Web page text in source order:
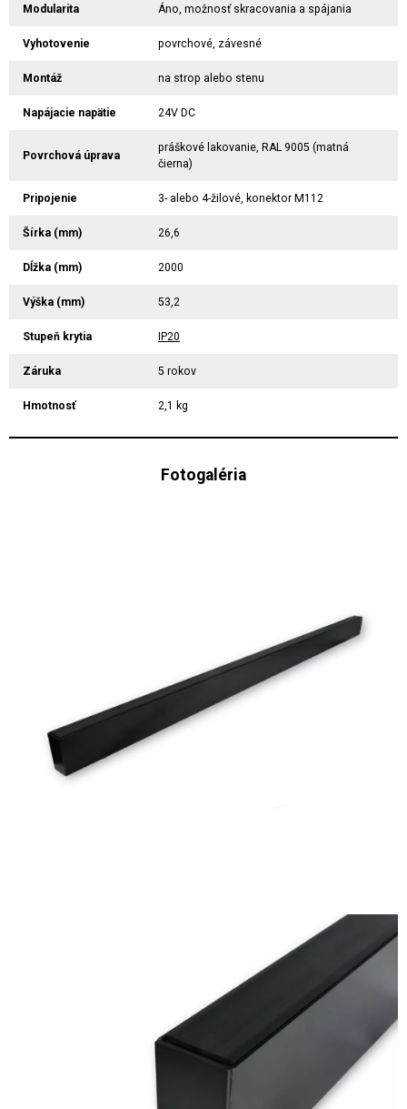
Modularita Áno, možnosť skracovania a spájania
Vyhotovenie povrchové, závesné
Montáž na strop alebo stenu
Napájacie napätie 24V DC
Povrchová úprava
práškové lakovanie, RAL 9005 (matná
čierna)
Pripojenie 3- alebo 4-žilové, konektor M112
Šírka (mm) 26,6
Dĺžka (mm) 2000
Výška (mm) 53,2
Stupeň krytia IP20
Záruka 5 rokov
Hmotnosť 2,1 kg
Fotogaléria